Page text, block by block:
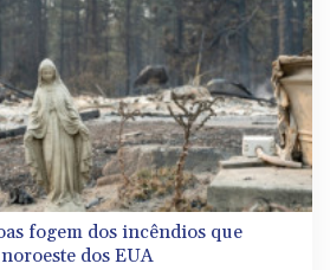
fogem dos incêndios que
dos EUA